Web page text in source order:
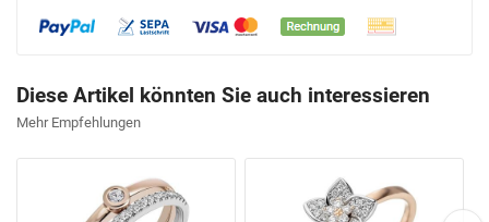
Diese Artikel könnten Sie auch interessieren
Mehr Empfehlungen